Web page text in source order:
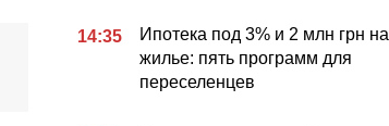
14:35
Ипотека под 3% и 2 млн грн на
жилье: пять программ для
переселенцев